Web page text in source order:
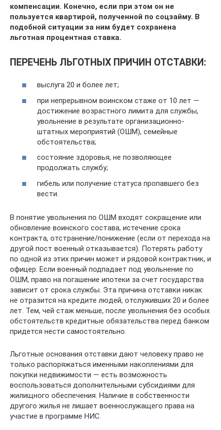
компенсации. Конечно, если при этом он не
пользуется квартирой, полученной по соцзайму. В
подобной ситуации за ним будет сохранена
льготная процентная ставка.
ПЕРЕЧЕНЬ ЛЬГОТНЫХ ПРИЧИН ОТСТАВКИ:
выслуга 20 и более лет;
при непрерывном воинском стаже от 10 лет —
достижение возрастного лимита для службы,
увольнение в результате организационно-
штатных мероприятий (ОШМ), семейные
обстоятельства;
состояние здоровья, не позволяющее
продолжать службу;
гибель или получение статуса пропавшего без
вести.
В понятие увольнения по ОШМ входят сокращение или
обновление воинского состава, истечение срока
контракта, отстранение/понижение (если от перехода на
другой пост военный отказывается). Потерять работу
по одной из этих причин может и рядовой контрактник, и
офицер. Если военный подпадает под увольнение по
ОШМ, право на погашение ипотеки за счет государства
зависит от срока службы. Эта причина отставки никак
не отразится на кредите людей, отслуживших 20 и более
лет. Тем, чей стаж меньше, после увольнения без особых
обстоятельств кредитные обязательства перед банком
придется нести самостоятельно.
Льготные основания отставки дают человеку право не
только распоряжаться именными накоплениями для
покупки недвижимости — есть возможность
воспользоваться дополнительными субсидиями для
жилищного обеспечения. Наличие в собственности
другого жилья не лишает военнослужащего права на
участие в программе НИС.